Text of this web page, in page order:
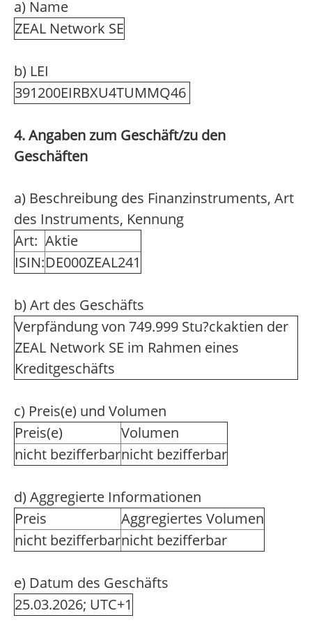
a) Name
ZEAL Network SE
b) LEI
391200EIRBXU4TUMMQ46
4. Angaben zum Geschäft/zu den
Geschäften
a) Beschreibung des Finanzinstruments, Art
des Instruments, Kennung
Art: Aktie
ISIN:DE000ZEAL241
b) Art des Geschäfts
Verpfändung von 749.999 Stu?ckaktien der
ZEAL Network SE im Rahmen eines
Kreditgeschäfts
c) Preis(e) und Volumen
Preis(e)
Volumen
nicht bezifferbarnicht bezifferbar
d) Aggregierte Informationen
Preis
Aggregiertes Volumen
nicht bezifferbarnicht bezifferbar
e) Datum des Geschäfts
25.03.2026; UTC+1